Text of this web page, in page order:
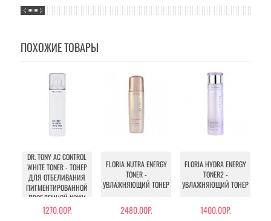
ПОХОЖИЕ ТОВАРЫ
DR. TONY AC CONTROL
WHITE TONER - ТОНЕР
ДЛЯ ОТБЕЛИВАНИЯ
ПИГМЕНТИРОВАННОЙ
ПРОБЛЕМНОЙ КОЖИ
1270.00Р.
FLORIA NUTRA ENERGY
TONER -
УВЛАЖНЯЮЩИЙ ТОНЕР
2480.00Р.
FLORIA HYDRA ENERGY
TONER2 -
УВЛАЖНЯЮЩИЙ ТОНЕР
1400.00Р.